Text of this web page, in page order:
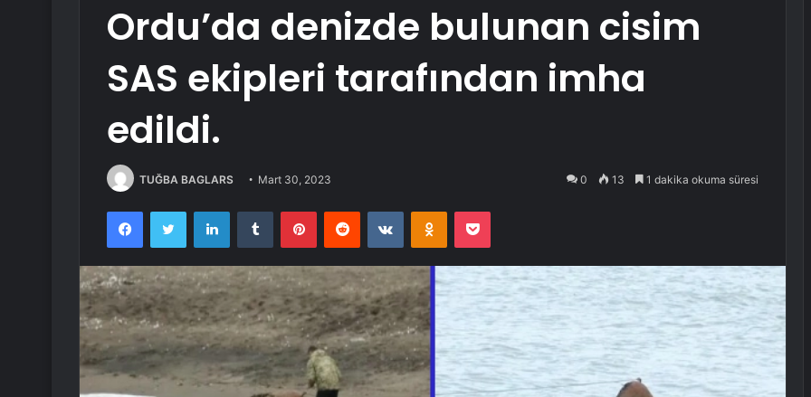
Ordu’da denizde bulunan cisim
SAS ekipleri tarafından imha
edildi.
TUĞBA BAGLARS Mart 30, 2023 0 13 1 dakika okuma süresi
FacebookTwitter LinkedInTumblr PinterestReddit VKontakteOdnoklassniki
Pocket